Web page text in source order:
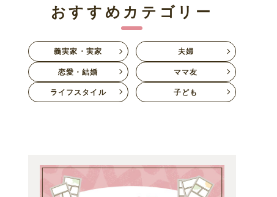
おすすめカテゴリー
義実家・実家
夫婦
恋愛・結婚
ママ友
ライフスタイル
子ども